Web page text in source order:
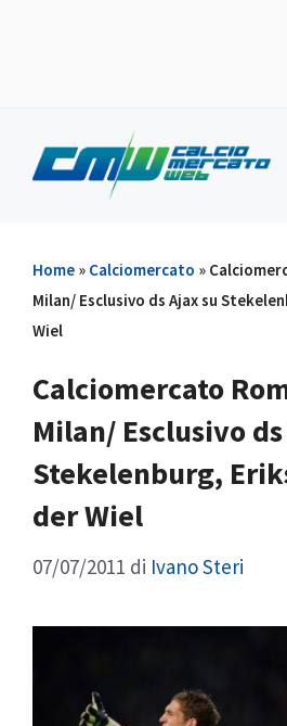
contenuto
Home » Calciomercato »
Milan/ Esclusivo ds Ajax su
Wiel
Calciomercato
Milan/ Esclusivo
Stekelenburg,
der Wiel
07/07/2011 di Ivano Steri